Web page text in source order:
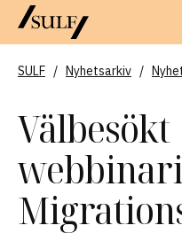
SULF / Nyhetsarkiv /
Välbesökt